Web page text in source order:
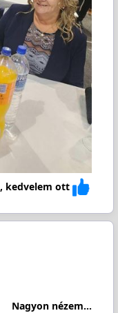
kedvelem ott
Nagyon nézem...